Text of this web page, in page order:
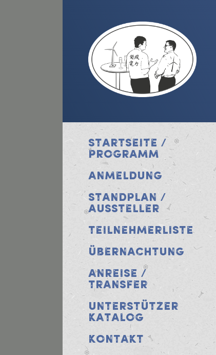
STARTSEITE /
PROGRAMM
ANMELDUNG
STANDPLAN /
AUSSTELLER
TEILNEHMERLISTE
ÜBERNACHTUNG
ANREISE /
TRANSFER
UNTERSTÜTZER
KATALOG
KONTAKT